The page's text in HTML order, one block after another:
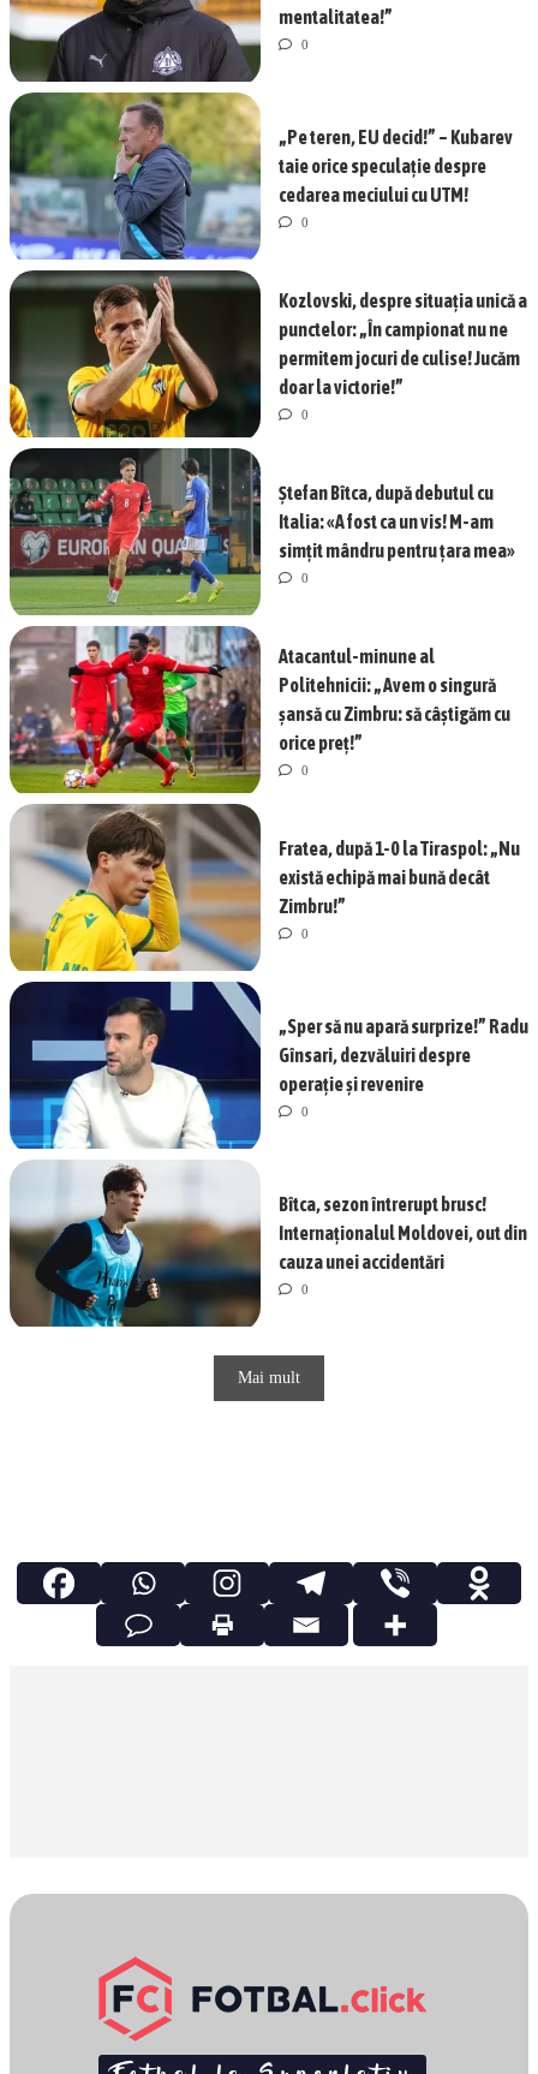
mentalitatea!”
0
„Pe teren, EU decid!” – Kubarev
taie orice speculație despre
cedarea meciului cu UTM!
0
Kozlovski, despre situația unică a
punctelor: „În campionat nu ne
permitem jocuri de culise! Jucăm
doar la victorie!”
0
Ștefan Bîtca, după debutul cu
Italia: «A fost ca un vis! M-am
simțit mândru pentru țara mea»
0
Atacantul-minune al
Politehnicii: „Avem o singură
șansă cu Zimbru: să câștigăm cu
orice preț!”
0
Fratea, după 1-0 la Tiraspol: „Nu
există echipă mai bună decât
Zimbru!”
0
„Sper să nu apară surprize!” Radu
Gînsari, dezvăluiri despre
operație și revenire
0
Bîtca, sezon întrerupt brusc!
Internaționalul Moldovei, out din
cauza unei accidentări
0
Mai mult